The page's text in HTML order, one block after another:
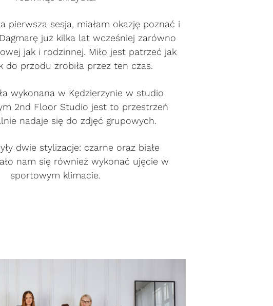
pierwsza sesja, miałam okazję poznać i
już kilka lat wcześniej zarówno
jak i rodzinnej. Miło jest patrzeć jak
do przodu zrobiła przez ten czas.
wykonana w Kędzierzynie w studio
2nd Floor Studio jest to przestrzeń
nadaje się do zdjęć grupowych.
dwie stylizacje: czarne oraz białe
nam się również wykonać ujęcie w
sportowym klimacie.